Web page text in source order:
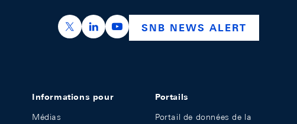
https://x.com/snb_bns
https://ch.linkedin.com/company/swiss-
https://www.youtube.com/
SNB NEWS ALERT
Informations pour
Médias
Portails
Portail de données de la